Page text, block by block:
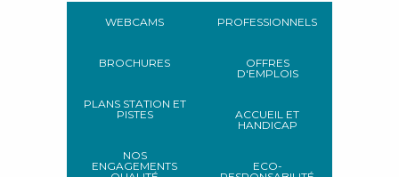
WEBCAMS
BROCHURES
PLANS STATION ET
PISTES
NOS
ENGAGEMENTS
PROFESSIONNELS
OFFRES
D'EMPLOIS
ACCUEIL ET
HANDICAP
ECO-